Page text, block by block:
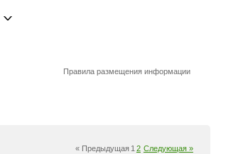
Правила размещения информации
« Предыдущая 1 2 Следующая »